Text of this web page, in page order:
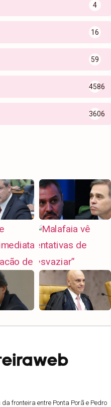
4
16
59
4586
3606
fronteira entre Ponta Porã e Pedro